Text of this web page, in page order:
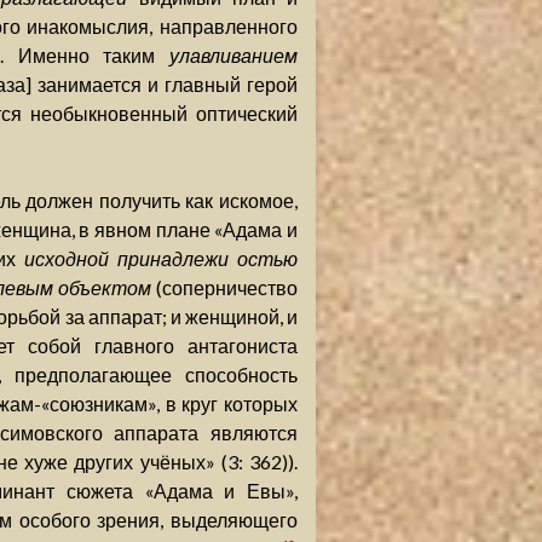
инакомыслия, направленного
Именно таким улавливанием
занимается и главный герой
необыкновенный оптический
должен получить как искомое,
в явном плане «Адама и
исходной принадлежи остью
объектом(соперничество
за аппарат; и женщиной, и
собой главного антагониста
способность
«союзникам», в круг которых
аппарата являются
хуже других учёных» (3: 362)).
сюжета «Адама и Евы»,
особого зрения, выделяющего